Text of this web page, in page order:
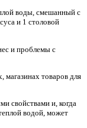
воды, смешанный с
и 1 столовой
и проблемы с
магазинах товаров для
свойствами и, когда
водой, может